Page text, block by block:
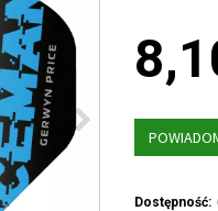
Dostępność: